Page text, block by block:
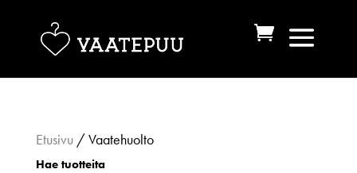
Etusivu / Vaatehuolto
Hae tuotteita